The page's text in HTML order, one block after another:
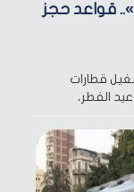
السفر بـ24 ساعة».. قواعد حجز
قطارات
الفطر،